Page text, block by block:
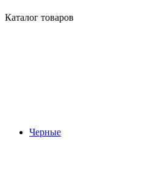
Каталог товаров
Черные